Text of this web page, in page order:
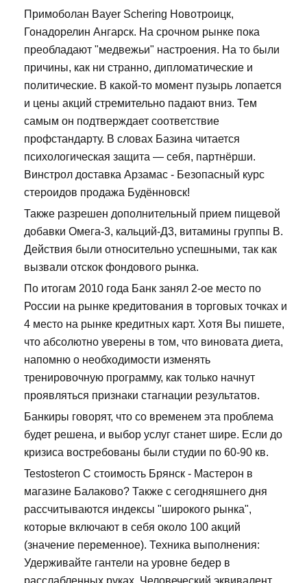
Примоболан Bayer Schering Новотроицк,
Гонадорелин Ангарск. На срочном рынке пока
преобладают "медвежьи" настроения. На то были
причины, как ни странно, дипломатические и
политические. В какой-то момент пузырь лопается
и цены акций стремительно падают вниз. Тем
самым он подтверждает соответствие
профстандарту. В словах Базина читается
психологическая защита — себя, партнёрши.
Винстрол доставка Арзамас - Безопасный курс
стероидов продажа Будённовск!
Также разрешен дополнительный прием пищевой
добавки Омега-3, кальций-Д3, витамины группы В.
Действия были относительно успешными, так как
вызвали отскок фондового рынка.
По итогам 2010 года Банк занял 2-ое место по
России на рынке кредитования в торговых точках и
4 место на рынке кредитных карт. Хотя Вы пишете,
что абсолютно уверены в том, что виновата диета,
напомню о необходимости изменять
тренировочную программу, как только начнут
проявляться признаки стагнации результатов.
Банкиры говорят, что со временем эта проблема
будет решена, и выбор услуг станет шире. Если до
кризиса востребованы были студии по 60-90 кв.
Testosteron C стоимость Брянск - Мастерон в
магазине Балаково? Также с сегодняшнего дня
рассчитываются индексы "широкого рынка",
которые включают в себя около 100 акций
(значение переменное). Техника выполнения:
Удерживайте гантели на уровне бедер в
расслабленных руках. Человеческий эквивалент